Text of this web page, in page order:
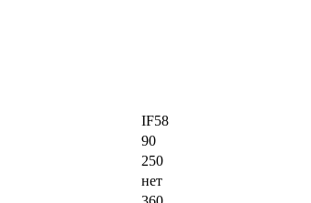
IF58
90
250
нет